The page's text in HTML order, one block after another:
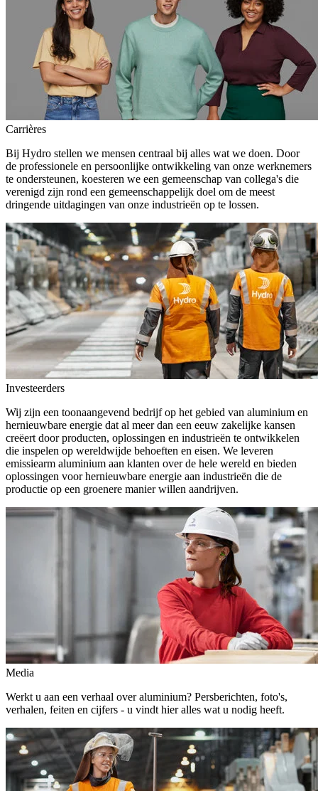
Carrières
Bij Hydro stellen we mensen centraal bij alles wat we doen. Door
de professionele en persoonlijke ontwikkeling van onze werknemers
te ondersteunen, koesteren we een gemeenschap van collega's die
verenigd zijn rond een gemeenschappelijk doel om de meest
dringende uitdagingen van onze industrieën op te lossen.
Investeerders
Wij zijn een toonaangevend bedrijf op het gebied van aluminium en
hernieuwbare energie dat al meer dan een eeuw zakelijke kansen
creëert door producten, oplossingen en industrieën te ontwikkelen
die inspelen op wereldwijde behoeften en eisen. We leveren
emissiearm aluminium aan klanten over de hele wereld en bieden
oplossingen voor hernieuwbare energie aan industrieën die de
productie op een groenere manier willen aandrijven.
Media
Werkt u aan een verhaal over aluminium? Persberichten, foto's,
verhalen, feiten en cijfers - u vindt hier alles wat u nodig heeft.